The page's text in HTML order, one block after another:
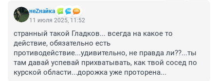
неZнайка
11 июля 2025, 11:52
странный такой Гладков... всегда на какое то
действие, обязательно есть
противодействие...удивительно, не правда ли??...ты
там давай успевай прихватывать, как твой сосед по
курской области...дорожка уже проторена...